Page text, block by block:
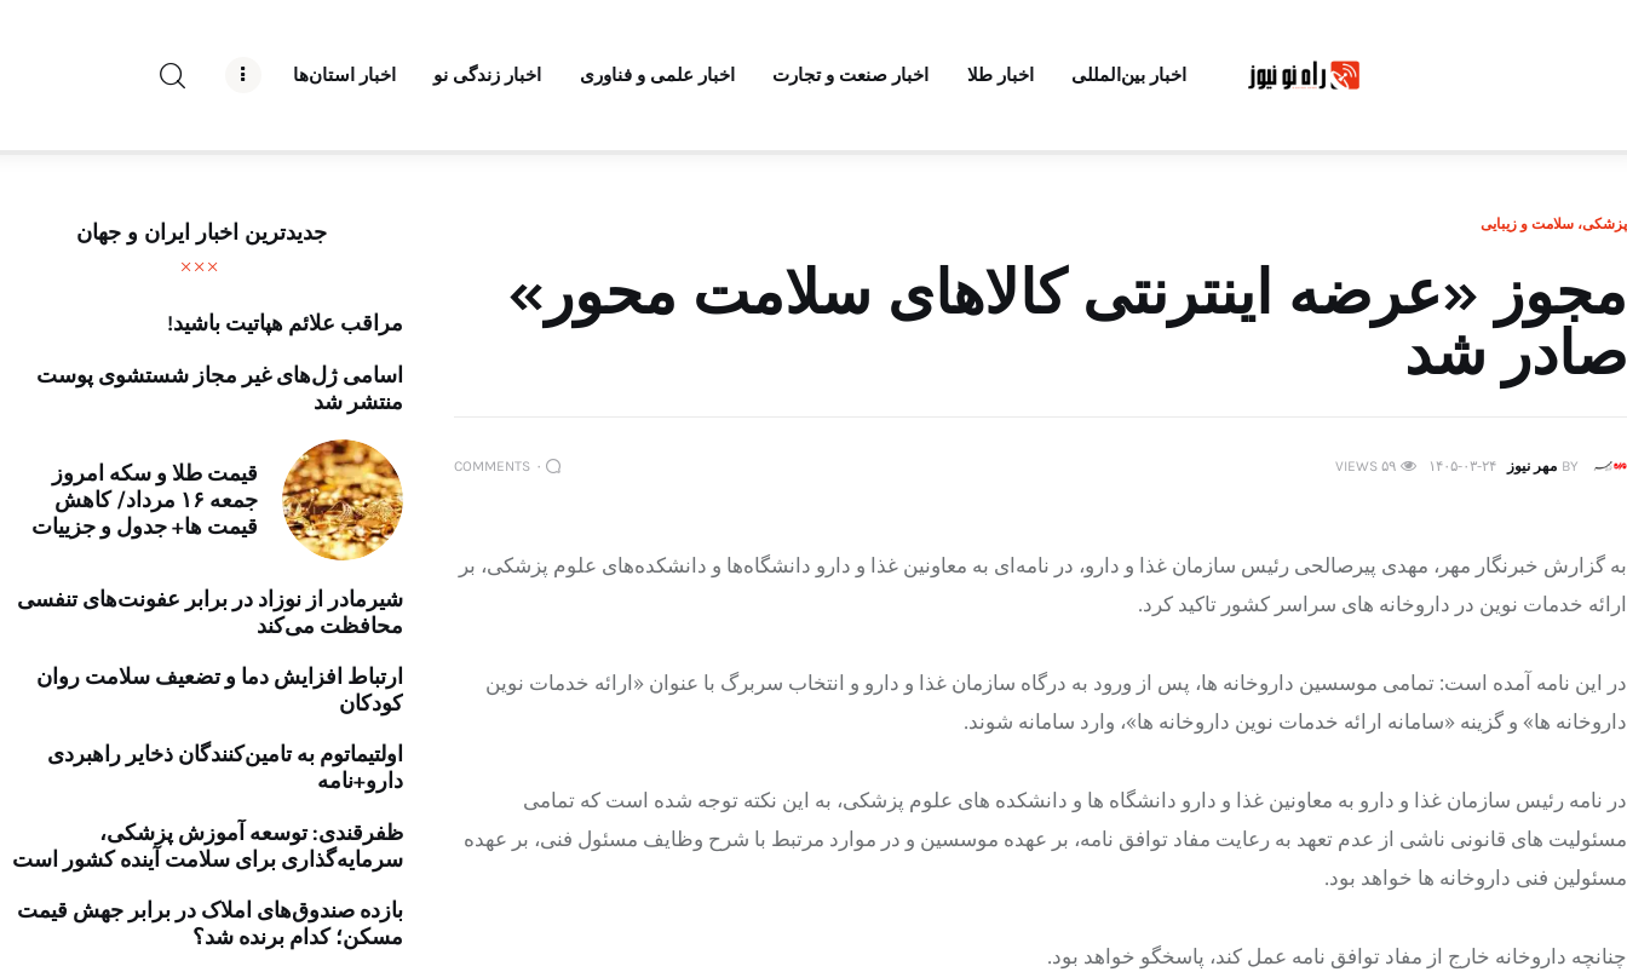
اخبار بین‌المللی اخبار طلا اخبار صنعت و تجارت اخبار علمی و فناوری اخبار زندگی نو اخبار استان‌ها
درباره راه‌ نو نیوز
تبلیغات راه نو نیوز
آوین دیلی
پایگاه خبری آبان
پزشکی، سلامت و زیبایی
مجوز «عرضه اینترنتی کالاهای سلامت محور»
صادر شد
BY مهر نیوز ۱۴۰۵-۰۳-۲۴ ۵۹ VIEWS ۰ COMMENTS
به گزارش خبرنگار مهر، مهدی پیرصالحی رئیس سازمان غذا و دارو، در نامه‌ای به معاونین غذا و دارو دانشگاه‌ها و دانشکده‌های علوم پزشکی، بر
ارائه خدمات نوین در داروخانه های سراسر کشور تاکید کرد.
در این نامه آمده است: تمامی موسسین داروخانه ها، پس از ورود به درگاه سازمان غذا و دارو و انتخاب سربرگ با عنوان «ارائه خدمات نوین
داروخانه ها» و گزینه «سامانه ارائه خدمات نوین داروخانه ها»، وارد سامانه شوند.
در نامه رئیس سازمان غذا و دارو به معاونین غذا و دارو دانشگاه ها و دانشکده های علوم پزشکی، به این نکته توجه شده است که تمامی
مسئولیت های قانونی ناشی از عدم تعهد به رعایت مفاد توافق نامه، بر عهده موسسین و در موارد مرتبط با شرح وظایف مسئول فنی، بر عهده
مسئولین فنی داروخانه ها خواهد بود.
چنانچه داروخانه خارج از مفاد توافق نامه عمل کند، پاسخگو خواهد بود.
جدیدترین اخبار ایران و جهان
مراقب علائم هپاتیت باشید!
اسامی ژل‌های غیر مجاز شستشوی پوست
منتشر شد
قیمت طلا و سکه امروز
جمعه ۱۶ مرداد/ کاهش
قیمت ها+ جدول و جزییات
شیرمادر از نوزاد در برابر عفونت‌های تنفسی
محافظت می‌کند
ارتباط افزایش دما و تضعیف سلامت روان
کودکان
اولتیماتوم به تامین‌کنندگان ذخایر راهبردی
دارو+نامه
ظفرقندی: توسعه آموزش پزشکی،
سرمایه‌گذاری برای سلامت آینده کشور است
بازده صندوق‌های املاک در برابر جهش قیمت
مسکن؛ کدام برنده شد؟